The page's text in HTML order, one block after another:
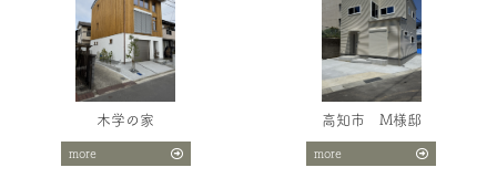
木学の家
more
高知市 M様邸
more